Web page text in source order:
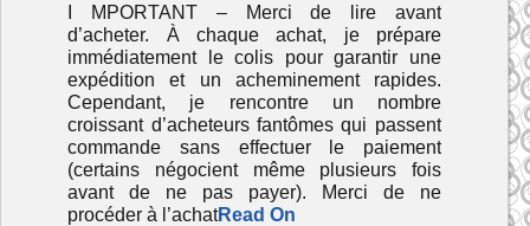
I MPORTANT – Merci de lire avant
d’acheter. À chaque achat, je prépare
immédiatement le colis pour garantir une
expédition et un acheminement rapides.
Cependant, je rencontre un nombre
croissant d’acheteurs fantômes qui passent
commande sans effectuer le paiement
(certains négocient même plusieurs fois
avant de ne pas payer). Merci de ne
procéder à l’achatRead On